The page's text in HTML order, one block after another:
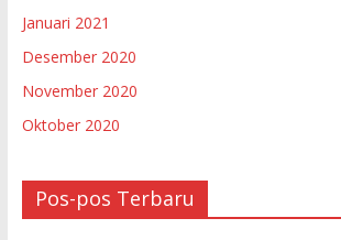
Januari 2021
Desember 2020
November 2020
Oktober 2020
Pos-pos Terbaru